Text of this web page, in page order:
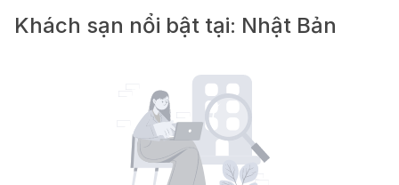
Khách sạn nổi bật tại: Nhật Bản